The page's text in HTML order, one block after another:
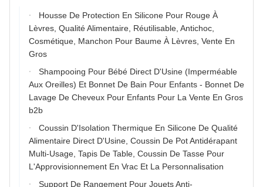
Housse De Protection En Silicone Pour Rouge À
Lèvres, Qualité Alimentaire, Réutilisable, Antichoc,
Cosmétique, Manchon Pour Baume À Lèvres, Vente En
Gros
Shampooing Pour Bébé Direct D'Usine (Imperméable
Aux Oreilles) Et Bonnet De Bain Pour Enfants - Bonnet De
Lavage De Cheveux Pour Enfants Pour La Vente En Gros
b2b
Coussin D'Isolation Thermique En Silicone De Qualité
Alimentaire Direct D'Usine, Coussin De Pot Antidérapant
Multi-Usage, Tapis De Table, Coussin De Tasse Pour
L'Approvisionnement En Vrac Et La Personnalisation
Support De Rangement Pour Jouets Anti-